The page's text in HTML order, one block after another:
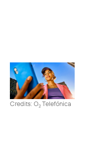
Credits: O2Telefónica